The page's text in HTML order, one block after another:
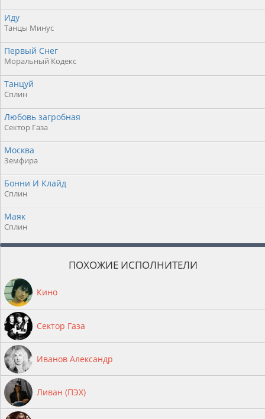
Иду
Танцы Минус
Первый Снег
Моральный Кодекс
Танцуй
Сплин
Любовь загробная
Сектор Газа
Москва
Земфира
Бонни И Клайд
Сплин
Маяк
Сплин
ПОХОЖИЕ ИСПОЛНИТЕЛИ
Кино
Сектор Газа
Иванов Александр
Ливан (ПЭХ)